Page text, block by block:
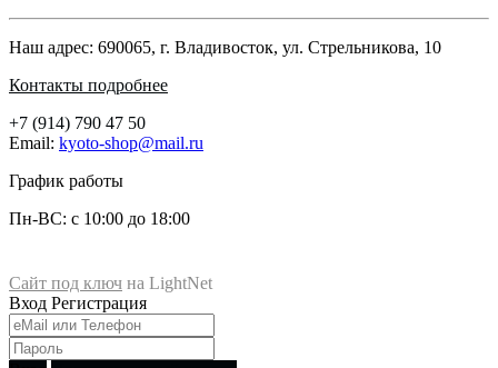
Наш адрес: 690065, г. Владивосток, ул. Стрельникова, 10
Контакты подробнее
+7 (914) 790 47 50
Email: kyoto-shop@mail.ru
График работы
Пн-ВС: с 10:00 до 18:00
Сайт под ключ на LightNet
Магазин KyotoShop
690065, г.Владивосток
+7 (914) 790-47-50
+7 (902) 556-58-27
Вход Регистрация